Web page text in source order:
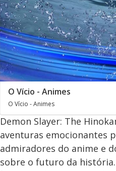
O Vício - Animes
O Vício - Animes
Demon Slayer: The
aventuras emocionantes
admiradores do anime e
sobre o futuro da história.